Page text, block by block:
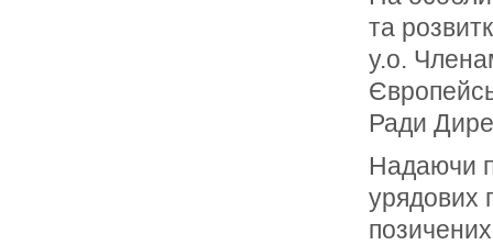
та
у.о.
Ради
Надаючи
урядових